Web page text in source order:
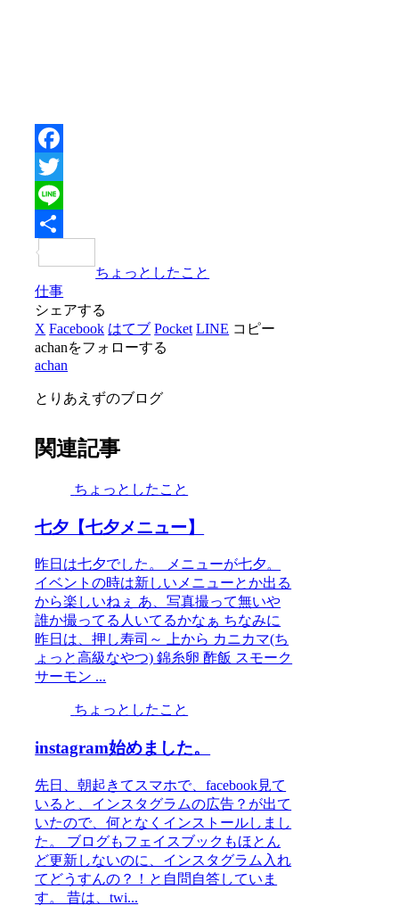
Facebook
Twitter
Line
有
ちょっとしたこと
仕事
シェアする
X Facebook はてブ Pocket LINE コピー
achanをフォローする
achan
とりあえずのブログ
関連記事
ちょっとしたこと
七夕【七夕メニュー】
昨日は七夕でした。 メニューが七夕。
イベントの時は新しいメニューとか出る
から楽しいねぇ あ、写真撮って無いや
誰か撮ってる人いてるかなぁ ちなみに
昨日は、押し寿司～ 上から カニカマ(ち
ょっと高級なやつ) 錦糸卵 酢飯 スモーク
サーモン ...
ちょっとしたこと
instagram始めました。
先日、朝起きてスマホで、facebook見て
いると、インスタグラムの広告？が出て
いたので、何となくインストールしまし
た。 ブログもフェイスブックもほとん
ど更新しないのに、インスタグラム入れ
てどうすんの？！と自問自答していま
す。 昔は、twi...